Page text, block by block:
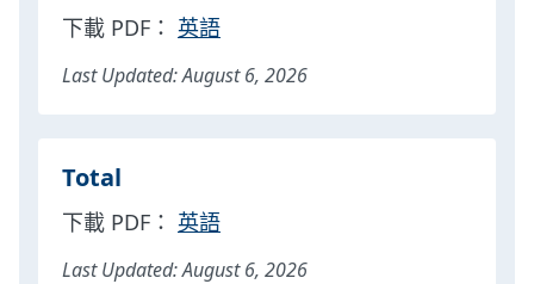
下載 PDF： 英語
Last Updated: August 6, 2026
Total
下載 PDF： 英語
Last Updated: August 6, 2026